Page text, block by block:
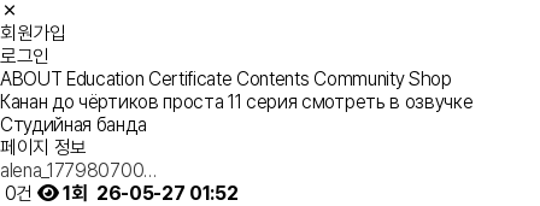
회원가입
로그인
ABOUT Education Certificate Contents CommunityShop
Канан до чёртиков проста 11 серия смотреть в озвучке
Студийная банда
페이지 정보
alena_177980700…
0건
1회 26-05-27 01:52